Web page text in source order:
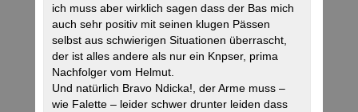
ich muss aber wirklich sagen dass der Bas mich
auch sehr positiv mit seinen klugen Pässen
selbst aus schwierigen Situationen überrascht,
der ist alles andere als nur ein Knpser, prima
Nachfolger vom Helmut.
Und natürlich Bravo Ndicka!, der Arme muss –
wie Falette – leider schwer drunter leiden dass